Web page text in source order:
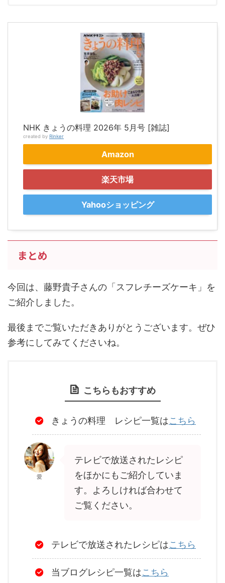
NHK きょうの料理 2026年 5月号 [雑誌]
created by Rinker
Amazon
楽天市場
Yahooショッピング
まとめ
今回は、藤野貴子さんの「スフレチーズケーキ」を
ご紹介しました。
最後までご覧いただきありがとうございます。ぜひ
参考にしてみてくださいね。
こちらもおすすめ
きょうの料理 レシピ一覧はこちら
愛
テレビで放送されたレシピ
をほかにもご紹介していま
す。よろしければ合わせて
ご覧ください。
テレビで放送されたレシピはこちら
当ブログレシピ一覧はこちら